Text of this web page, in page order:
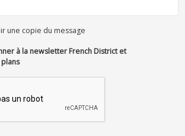
une copie du message
à la newsletter French District et